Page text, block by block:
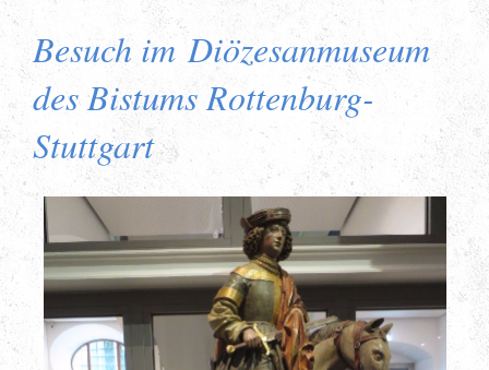
Besuch im Diözesanmuseum
des Bistums Rottenburg-
Stuttgart